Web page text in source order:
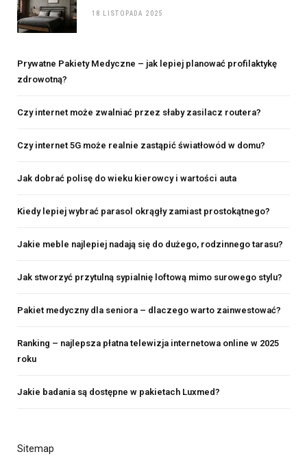
18 LISTOPADA 2025
Prywatne Pakiety Medyczne – jak lepiej planować profilaktykę
zdrowotną?
Czy internet może zwalniać przez słaby zasilacz routera?
Czy internet 5G może realnie zastąpić światłowód w domu?
Jak dobrać polisę do wieku kierowcy i wartości auta
Kiedy lepiej wybrać parasol okrągły zamiast prostokątnego?
Jakie meble najlepiej nadają się do dużego, rodzinnego tarasu?
Jak stworzyć przytulną sypialnię loftową mimo surowego stylu?
Pakiet medyczny dla seniora – dlaczego warto zainwestować?
Ranking – najlepsza płatna telewizja internetowa online w 2025
roku
Jakie badania są dostępne w pakietach Luxmed?
Sitemap